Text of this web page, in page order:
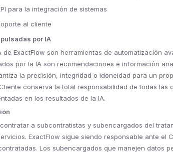
para la integración de sistemas
al cliente
por IA
de ExactFlow son herramientas de automatización
por la IA son recomendaciones e información
la precisión, integridad o idoneidad para un
conserva la total responsabilidad de todas las
en los resultados de la IA.
a subcontratistas y subencargados del
ExactFlow sigue siendo responsable ante el
Los subencargados que manejen datos